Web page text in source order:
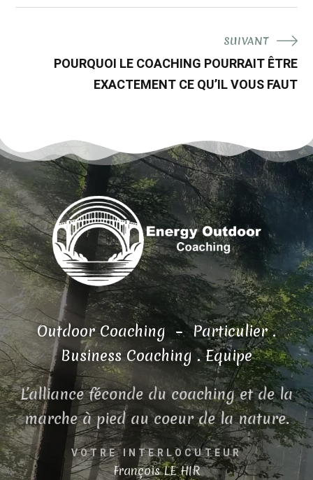
SUIVANT
POURQUOI LE COACHING POURRAIT ÊTRE
EXACTEMENT CE QU’IL VOUS FAUT
Outdoor Coaching – Particulier .
Business Coaching . Equipe
L’alliance féconde du coaching et de la
marche à pied au coeur de la nature.
VOTRE INTERLOCUTEUR
François LE HIR